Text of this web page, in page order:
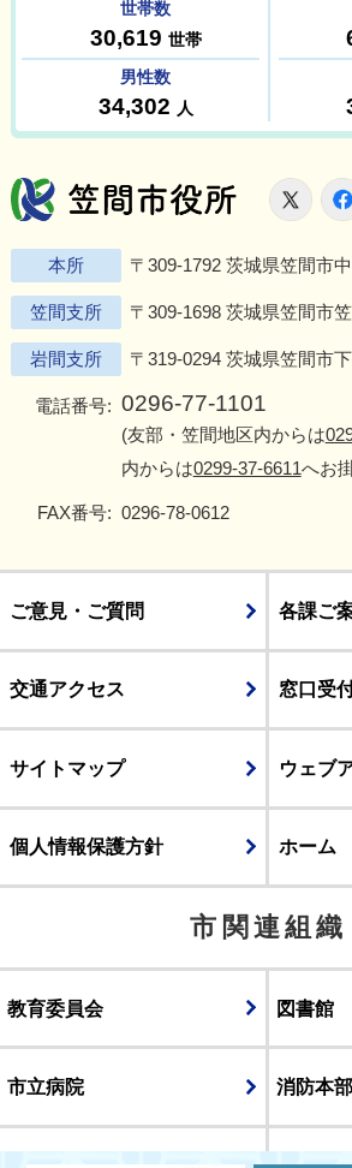
笠間市
X
本所 〒309-1792 茨城県笠間市
笠間支所 〒309-1698 茨城県笠間市
岩間支所 〒319-0294 茨城県笠間市
電話番号: 0296-77-1101
(友部・笠間地区内からは
内からは0299-37-6611へお
FAX番号: 0296-78-0612
ご意見・ご質問 各課ご
交通アクセス 窓口受
サイトマップ ウェブ
個人情報保護方針 ホーム
市関連組織
教育委員会 図書館
市立病院 消防本部